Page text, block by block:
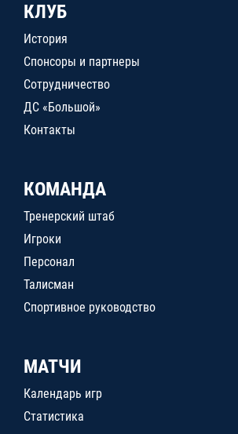
КЛУБ
История
Спонсоры и партнеры
Сотрудничество
ДС «Большой»
Контакты
КОМАНДА
Тренерский штаб
Игроки
Персонал
Талисман
Спортивное руководство
МАТЧИ
Календарь игр
Статистика